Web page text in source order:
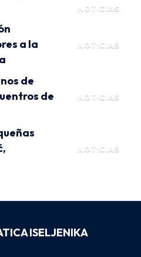
NOTICIAS
NOTICIAS
a la
NOTICIAS
de
de
NOTICIAS
ISELJENIKA